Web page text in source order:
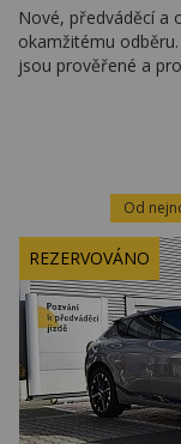
Nové, předváděcí a
okamžitému
jsou prověřené a
Od
REZERVOVÁNO